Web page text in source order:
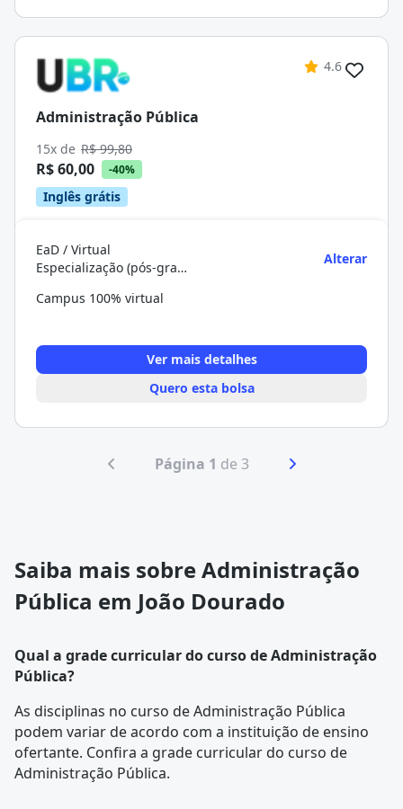
4.6
Administração Pública
15x de R$ 99,80
R$ 60,00 -40%
Inglês grátis
EaD / Virtual
Especialização (pós-graduação)
Alterar
Campus 100% virtual
Ver mais detalhes
Quero esta bolsa
Página 1 de 3
Saiba mais sobre Administração
Pública em João Dourado
Qual a grade curricular do curso de Administração
Pública?
As disciplinas no curso de Administração Pública
podem variar de acordo com a instituição de ensino
ofertante. Confira a grade curriculardo curso de
Administração Pública.